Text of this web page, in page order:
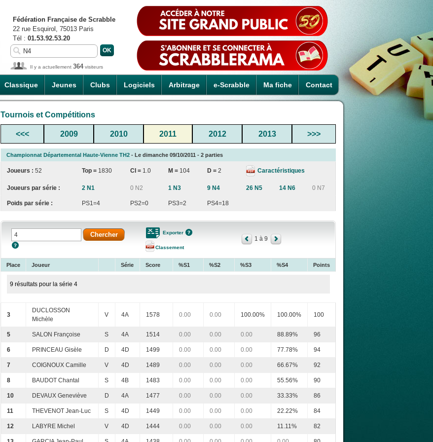
Classique Jeunes Clubs Logiciels Arbitrage e-Scrabble Ma fiche Contact
Fédération Française de Scrabble
22 rue Esquirol, 75013 Paris
Tél : 01.53.92.53.20
Il y a actuellement 364visiteurs
Tournois et Compétitions
<<< 2009 2010 2011 2012 2013 >>>
Championnat Départemental Haute-Vienne TH2 - Le dimanche 09/10/2011 - 2 parties
Joueurs : 52 Top = 1830 CI = 1.0 M = 104 D = 2 Caractéristiques
Joueurs par série : 2 N1 0 N2 1 N3 9 N4 26 N5 14 N6 0 N7
Poids par série : PS1=4 PS2=0 PS3=2 PS4=18
Exporter
Classement
1 à 9
Place Joueur Série Score %S1 %S2 %S3 %S4 Points
9 résultats pour la série 4
3
DUCLOSSON
Michèle
V 4A 1578 0.00 0.00 100.00% 100.00% 100
5 SALON Françoise S 4A 1514 0.00 0.00 0.00 88.89% 96
6 PRINCEAU Gisèle D 4D 1499 0.00 0.00 0.00 77.78% 94
7 COIGNOUX Camille V 4D 1489 0.00 0.00 0.00 66.67% 92
8 BAUDOT Chantal S 4B 1483 0.00 0.00 0.00 55.56% 90
10 DEVAUX Geneviève D 4A 1477 0.00 0.00 0.00 33.33% 86
11 THEVENOT Jean-Luc S 4D 1449 0.00 0.00 0.00 22.22% 84
12 LABYRE Michel V 4D 1444 0.00 0.00 0.00 11.11% 82